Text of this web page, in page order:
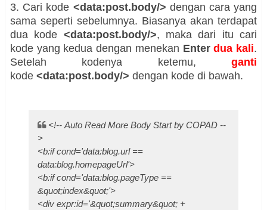
3. Cari kode <data:post.body/> dengan cara yang
sama seperti sebelumnya. Biasanya akan terdapat
dua kode <data:post.body/>, maka dari itu cari
kode yang kedua dengan menekan Enterdua kali.
Setelah kodenya ketemu, ganti
kode <data:post.body/> dengan kode di bawah.
<!-- Auto Read More Body Start by COPAD --
>
<b:if cond='data:blog.url ==
data:blog.homepageUrl'>
<b:if cond='data:blog.pageType ==
&quot;index&quot;'>
<div expr:id='&quot;summary&quot; +